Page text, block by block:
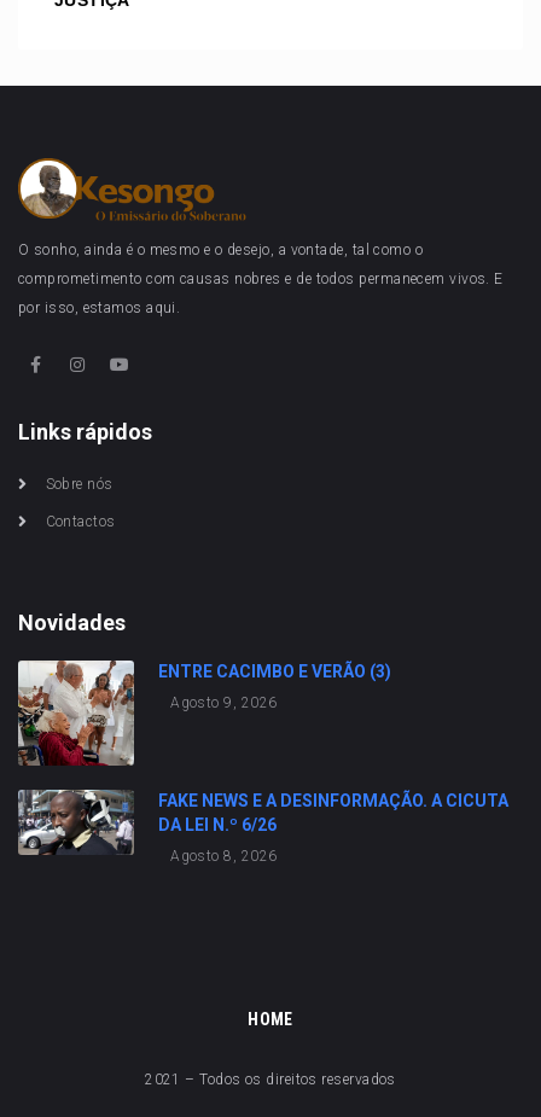
O sonho, ainda é o mesmo e o desejo, a vontade, tal como o
comprometimento com causas nobres e de todos permanecem vivos. E
por isso, estamos aqui.
Links rápidos
Sobre nós
Contactos
Novidades
ENTRE CACIMBO E VERÃO (3)
Agosto 9, 2026
FAKE NEWS E A DESINFORMAÇÃO. A CICUTA
DA LEI N.º 6/26
Agosto 8, 2026
HOME
2021 – Todos os direitos reservados